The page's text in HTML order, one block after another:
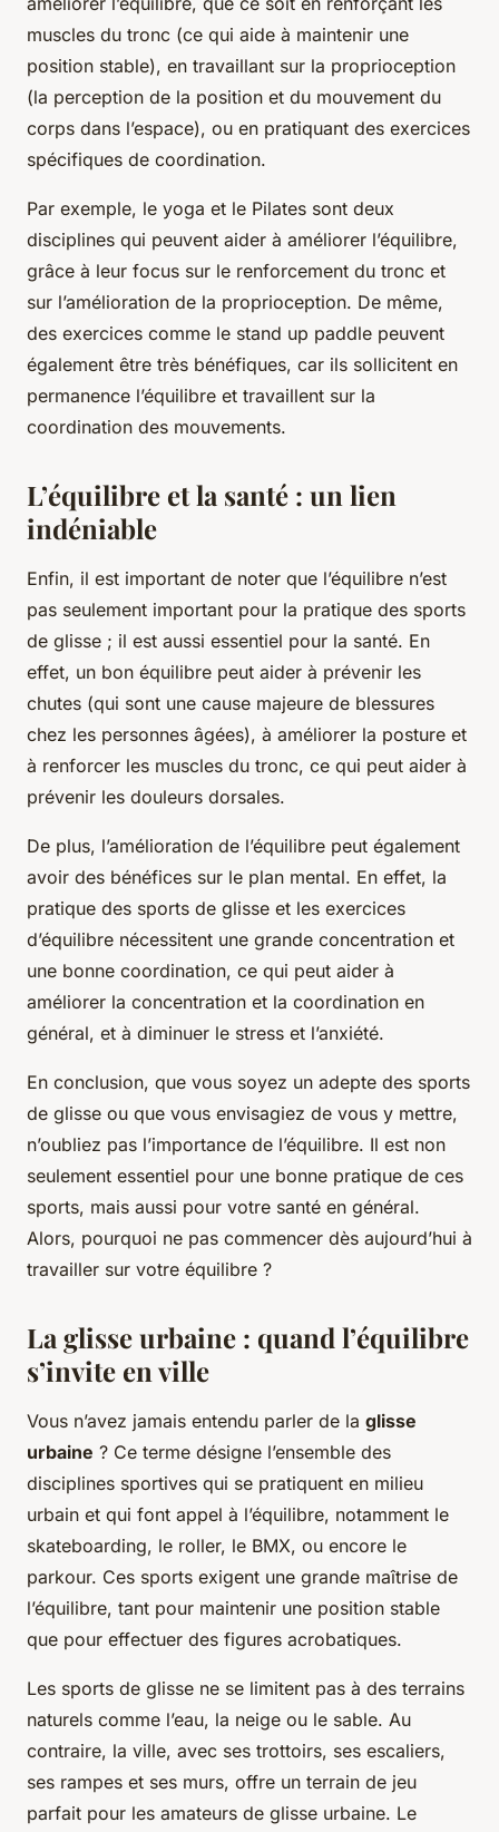
muscles du tronc (ce qui aide à maintenir une
position stable), en travaillant sur la proprioception
(la perception de la position et du mouvement du
corps dans l’espace), ou en pratiquant des exercices
spécifiques de coordination.
Par exemple, le yoga et le Pilates sont deux
disciplines qui peuvent aider à améliorer l’équilibre,
grâce à leur focus sur le renforcement du tronc et
sur l’amélioration de la proprioception. De même,
des exercices comme le stand up paddle peuvent
également être très bénéfiques, car ils sollicitent en
permanence l’équilibre et travaillent sur la
coordination des mouvements.
L’équilibre et la santé : un lien
indéniable
Enfin, il est important de noter que l’équilibre n’est
pas seulement important pour la pratique des sports
de glisse ; il est aussi essentiel pour la santé. En
effet, un bon équilibre peut aider à prévenir les
chutes (qui sont une cause majeure de blessures
chez les personnes âgées), à améliorer la posture et
à renforcer les muscles du tronc, ce qui peut aider à
prévenir les douleurs dorsales.
De plus, l’amélioration de l’équilibre peut également
avoir des bénéfices sur le plan mental. En effet, la
pratique des sports de glisse et les exercices
d’équilibre nécessitent une grande concentration et
une bonne coordination, ce qui peut aider à
améliorer la concentration et la coordination en
général, et à diminuer le stress et l’anxiété.
En conclusion, que vous soyez un adepte des sports
de glisse ou que vous envisagiez de vous y mettre,
n’oubliez pas l’importance de l’équilibre. Il est non
seulement essentiel pour une bonne pratique de ces
sports, mais aussi pour votre santé en général.
Alors, pourquoi ne pas commencer dès aujourd’hui à
travailler sur votre équilibre ?
La glisse urbaine : quand l’équilibre
s’invite en ville
Vous n’avez jamais entendu parler de la glisse
urbaine ? Ce terme désigne l’ensemble des
disciplines sportives qui se pratiquent en milieu
urbain et qui font appel à l’équilibre, notamment le
skateboarding, le roller, le BMX, ou encore le
parkour. Ces sports exigent une grande maîtrise de
l’équilibre, tant pour maintenir une position stable
que pour effectuer des figures acrobatiques.
Les sports de glisse ne se limitent pas à des terrains
naturels comme l’eau, la neige ou le sable. Au
contraire, la ville, avec ses trottoirs, ses escaliers,
ses rampes et ses murs, offre un terrain de jeu
parfait pour les amateurs de glisse urbaine. Le